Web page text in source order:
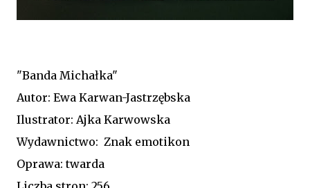
"Banda Michałka"
Autor: Ewa Karwan-Jastrzębska
Ilustrator: Ajka Karwowska
Wydawnictwo: Znak emotikon
Oprawa: twarda